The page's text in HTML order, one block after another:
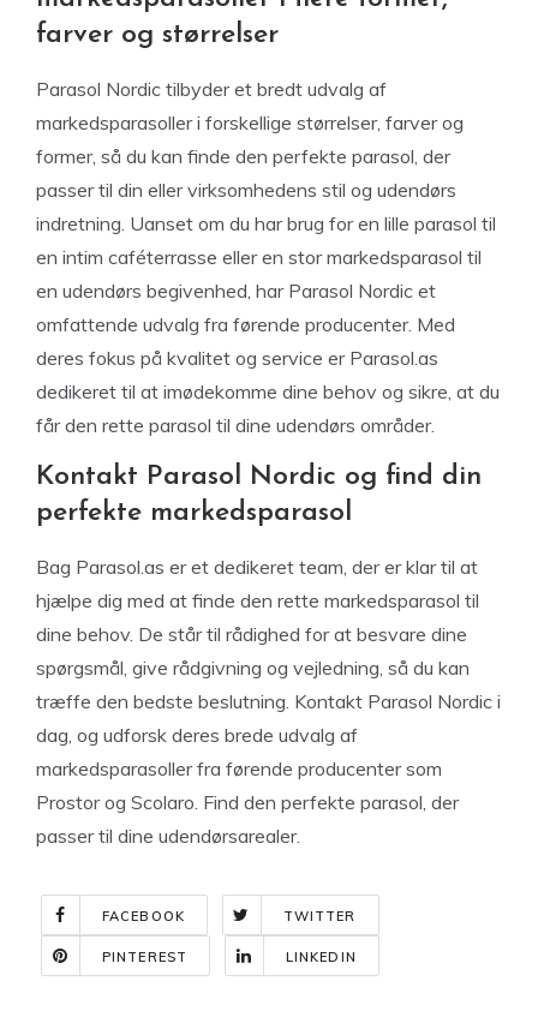
farver og størrelser
Parasol Nordic tilbyder et bredt udvalg af
markedsparasoller i forskellige størrelser, farver og
former, så du kan finde den perfekte parasol, der
passer til din eller virksomhedens stil og udendørs
indretning. Uanset om du har brug for en lille parasol til
en intim caféterrasse eller en stor markedsparasol til
en udendørs begivenhed, har Parasol Nordic et
omfattende udvalg fra førende producenter. Med
deres fokus på kvalitet og service er Parasol.as
dedikeret til at imødekomme dine behov og sikre, at du
får den rette parasol til dine udendørs områder.
Kontakt Parasol Nordic og find din
perfekte markedsparasol
Bag Parasol.as er et dedikeret team, der er klar til at
hjælpe dig med at finde den rette markedsparasol til
dine behov. De står til rådighed for at besvare dine
spørgsmål, give rådgivning og vejledning, så du kan
træffe den bedste beslutning. Kontakt Parasol Nordic i
dag, og udforsk deres brede udvalg af
markedsparasoller fra førende producenter som
Prostor og Scolaro. Find den perfekte parasol, der
passer til dine udendørsarealer.
FACEBOOK TWITTER
PINTEREST LINKEDIN